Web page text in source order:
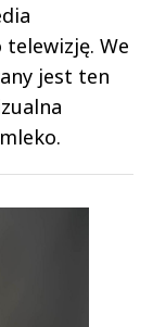
telewizję. We
jest ten